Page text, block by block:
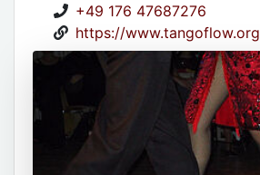
+49 176 47687276
https://www.tangoflow.org